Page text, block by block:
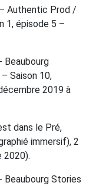
– Authentic Prod /
1, épisode 5 –
- Beaubourg
Saison 10,
2019 à
dans le Pré,
immersif), 2
2020).
- Beaubourg Stories